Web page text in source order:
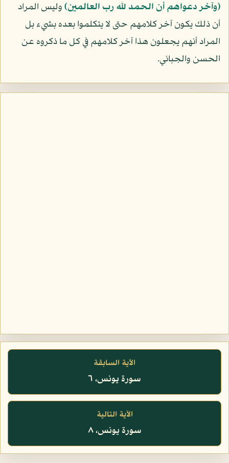
﴿وآخر دعواهم أن الحمد لله رب العالمين﴾وليس المراد
أن ذلك يكون آخر كلامهم حتى لا يتكلموا بعده بشيء بل
المراد أنهم يجعلون هذا آخر كلامهم في كل ما ذكروه عن
الحسن والجبائي.
الآية السابقة
سورة يونس، ٦
الآية التالية
سورة يونس، ٨